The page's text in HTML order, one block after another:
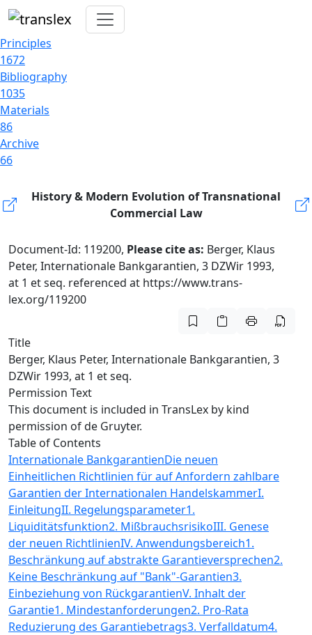
Principles
1672
Bibliography
1035
Materials
86
Archive
66
History & Modern Evolution of Transnational
Commercial Law
Document-Id: 119200, Please cite as: Berger, Klaus
Peter, Internationale Bankgarantien, 3 DZWir 1993,
at 1 et seq. referenced at https://www.trans-
lex.org/119200
Title
Berger, Klaus Peter, Internationale Bankgarantien, 3
DZWir 1993, at 1 et seq.
Permission Text
This document is included in TransLex by kind
permission of de Gruyter.
Table of Contents
Internationale BankgarantienDie neuen
Einheitlichen Richtlinien für auf Anfordern zahlbare
Garantien der Internationalen HandelskammerI.
EinleitungII. Regelungsparameter1.
Liquiditätsfunktion2. MißbrauchsrisikoIII. Genese
der neuen RichtlinienIV. Anwendungsbereich1.
Beschränkung auf abstrakte Garantieversprechen2.
Keine Beschränkung auf "Bank"-Garantien3.
Einbeziehung von RückgarantienV. Inhalt der
Garantie1. Mindestanforderungen2. Pro-Rata
Reduzierung des Garantiebetrags3. Verfalldatum4.